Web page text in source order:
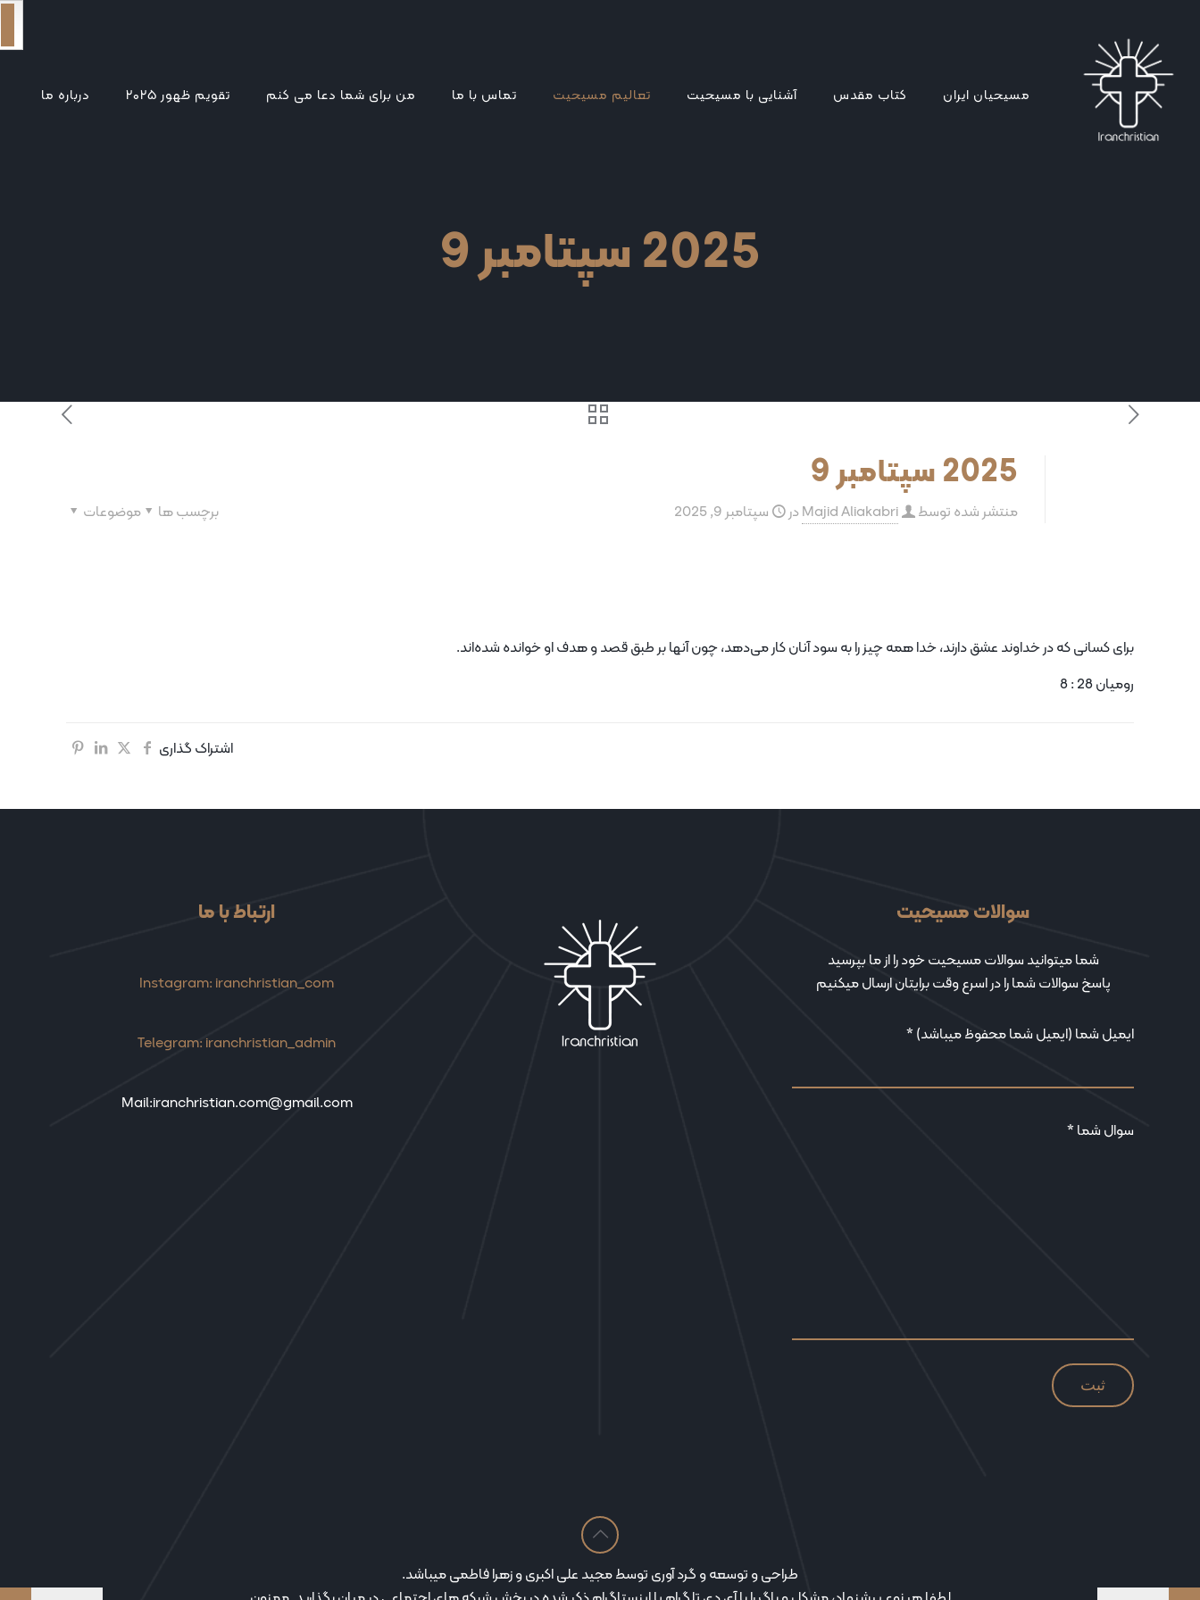
مسیحیان ایران کتاب مقدس آشنایی با مسیحیت تعالیم مسیحیت تماس با ما من برای شما دعا می کنم تقویم ظهور ۲۰۲۵ درباره ما
2025 سپتامبر 9
2025 سپتامبر 9
منتشر شده توسط Majid Aliakabriدر سپتامبر 9, 2025 موضوعات برچسب ها
برای کسانی که در خداوند عشق دارند، خدا همه چیز را به سود آنان کار می‌دهد، چون آنها بر طبق قصد و هدف او خوانده شده‌اند.
رومیان 28 : 8
اشتراک گذاری
سوالات مسیحیت
شما میتوانید سوالات مسیحیت خود را از ما بپرسید
پاسخ سوالات شما را در اسرع وقت برایتان ارسال میکنیم
ایمیل شما (ایمیل شما محفوظ میباشد) *
سوال شما *
ارتباط با ما
Instagram: iranchristian_com
Telegram: iranchristian_admin
Mail:iranchristian.com@gmail.com
طراحی و توسعه و گرد آوری توسط مجید علی اکبری و زهرا فاطمی میباشد.